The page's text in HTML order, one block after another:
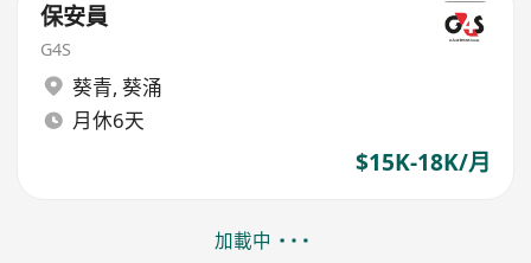
保安員
G4S
葵青, 葵涌
月休6天
$15K-18K/月
加載中